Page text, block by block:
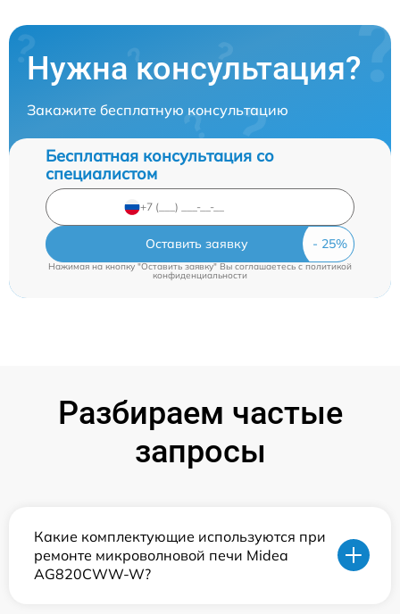
Нужна консультация?
Закажите бесплатную консультацию
Бесплатная консультация со
специалистом
Оставить заявку
Нажимая на кнопку "Оставить заявку" Вы соглашаетесь cполитикой
конфиденциальности
Разбираем частые
запросы
Какие комплектующие используются при
ремонте микроволновой печи Midea
AG820CWW-W?